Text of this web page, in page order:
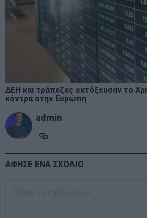
ΔΕΗ και τράπεζες εκτόξευσαν το
κόντρα στην Ευρώπη
admin
ΑΦΗΣΕ ΕΝΑ ΣΧΟΛΙΟ